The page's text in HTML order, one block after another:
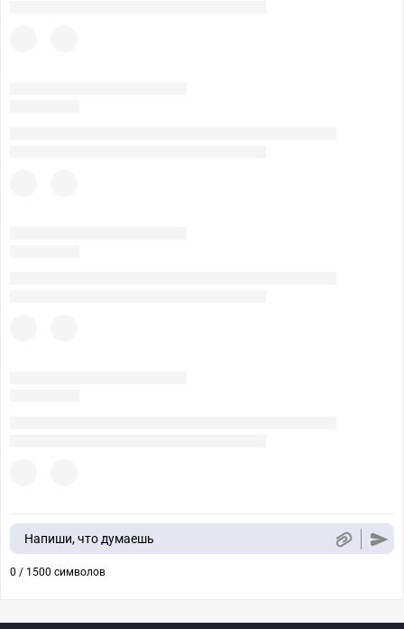
Напиши, что думаешь
0 / 1500 символов